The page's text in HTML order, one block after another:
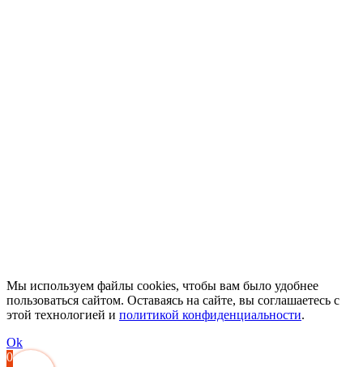
Мы используем файлы cookies, чтобы вам было удобнее
пользоваться сайтом. Оставаясь на сайте, вы соглашаетесь с
этой технологией и политикой конфиденциальности.
Ok
0